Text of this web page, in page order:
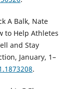
A Balk, Nate
to Help Athletes
and Stay
January, 1–
.